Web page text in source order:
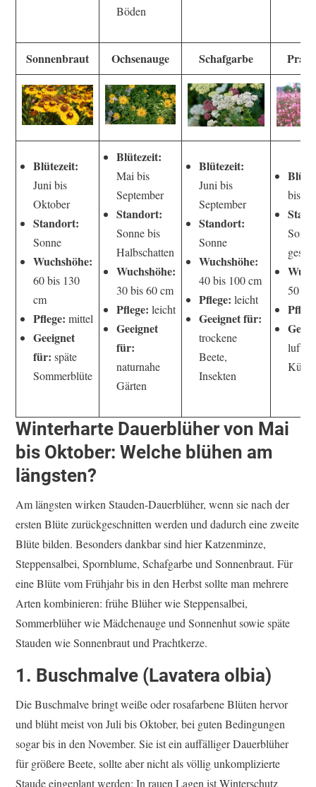
Böden
Sonnenbraut Ochsenauge Schafgarbe
Blütezeit:
Juni bis
Oktober
Standort:
Sonne
Wuchshöhe:
60 bis 130
cm
Pflege: mittel
Geeignet
für: späte
Sommerblüte
Blütezeit:
Mai bis
September
Standort:
Sonne bis
Halbschatten
Wuchshöhe:
30 bis 60 cm
Pflege: leicht
Geeignet
für:
naturnahe
Gärten
Blütezeit:
Juni bis
September
Standort:
Sonne
Wuchshöhe:
40 bis 100 cm
Pflege: leicht
Geeignet für:
trockene
Beete,
Insekten
bis
50
Kübel
Winterharte Dauerblüher von Mai
bis Oktober: Welche blühen am
längsten?
Am längsten wirken Stauden-Dauerblüher, wenn sie nach der
ersten Blüte zurückgeschnitten werden und dadurch eine zweite
Blüte bilden. Besonders dankbar sind hier Katzenminze,
Steppensalbei, Spornblume, Schafgarbe und Sonnenbraut. Für
eine Blüte vom Frühjahr bis in den Herbst sollte man mehrere
Arten kombinieren: frühe Blüher wie Steppensalbei,
Sommerblüher wie Mädchenauge und Sonnenhut sowie späte
Stauden wie Sonnenbraut und Prachtkerze.
1. Buschmalve (Lavatera olbia)
Die Buschmalve bringt weiße oder rosafarbene Blüten hervor
und blüht meist von Juli bis Oktober, bei guten Bedingungen
sogar bis in den November. Sie ist ein auffälliger Dauerblüher
für größere Beete, sollte aber nicht als völlig unkomplizierte
Staude eingeplant werden: In rauen Lagen ist Winterschutz